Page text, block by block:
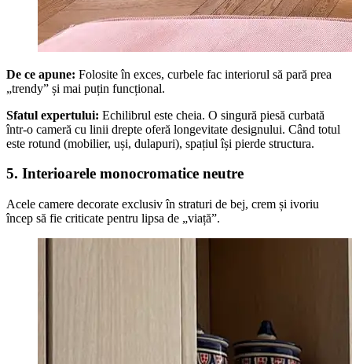
De ce apune: Folosite în exces, curbele fac interiorul să pară prea
„trendy” și mai puțin funcțional.
Sfatul expertului: Echilibrul este cheia. O singură piesă curbată
într-o cameră cu linii drepte oferă longevitate designului. Când totul
este rotund (mobilier, uși, dulapuri), spațiul își pierde structura.
5. Interioarele monocromatice neutre
Acele camere decorate exclusiv în straturi de bej, crem și ivoriu
încep să fie criticate pentru lipsa de „viață”.